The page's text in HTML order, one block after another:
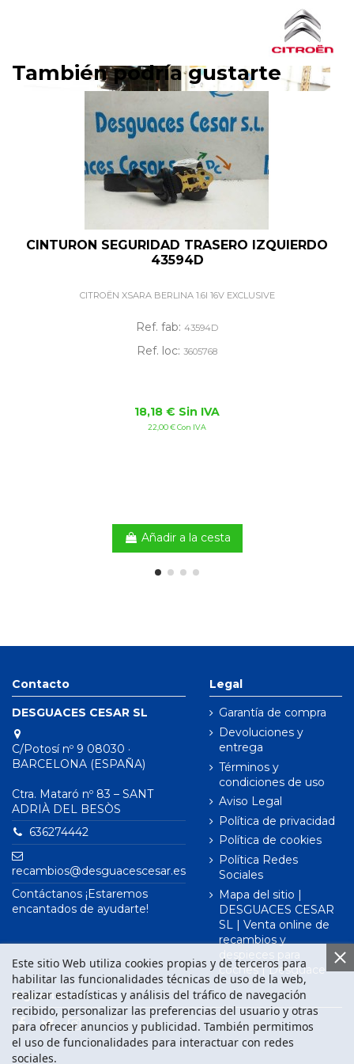
También podría gustarte
CINTURON SEGURIDAD TRASERO IZQUIERDO
43594D
CITROËN XSARA BERLINA 1.6I 16V EXCLUSIVE
Ref. fab: 43594D
Ref. loc: 3605768
18,18 € Sin IVA
22,00 € Con IVA
Añadir a la cesta
Contacto
DESGUACES CESAR SL
C/Potosí nº 9 08030 ·
BARCELONA (ESPAÑA)
Ctra. Mataró nº 83 – SANT
ADRIÀ DEL BESÒS
636274442
recambios@desguacescesar.es
Contáctanos ¡Estaremos
encantados de ayudarte!
Legal
Garantía de compra
Devoluciones y
entrega
Términos y
condiciones de uso
Aviso Legal
Política de privacidad
Política de cookies
Política Redes
Sociales
Mapa del sitio |
DESGUACES CESAR
SL | Venta online de
recambios y
despieces para
coches | Desguace
Este sitio Web utiliza cookies propias y de terceros para
habilitar las funcionalidades técnicas de uso de la web,
realizar estadísticas y análisis del tráfico de navegación
recibido, personalizar las preferencias del usuario y otras
para ofrecer anuncios y publicidad. También permitimos
el uso de funcionalidades para interactuar con redes
sociales.
Síguenos en